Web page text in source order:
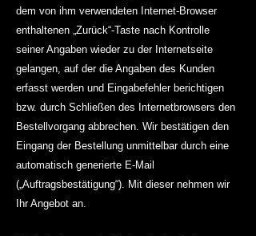
dem von ihm verwendeten Internet-Browser
enthaltenen „Zurück“-Taste nach Kontrolle
seiner Angaben wieder zu der Internetseite
gelangen, auf der die Angaben des Kunden
erfasst werden und Eingabefehler berichtigen
bzw. durch Schließen des Internetbrowsers den
Bestellvorgang abbrechen. Wir bestätigen den
Eingang der Bestellung unmittelbar durch eine
automatisch generierte E-Mail
(„Auftragsbestätigung“). Mit dieser nehmen wir
Ihr Angebot an.